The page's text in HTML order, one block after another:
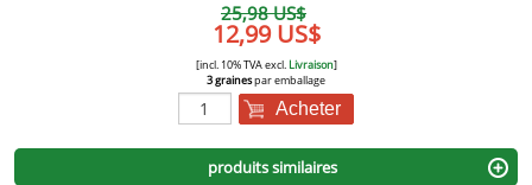
25,98 US$
12,99 US$
[incl. 10% TVA excl. Livraison]
3 grainespar emballage
Acheter
produits similaires